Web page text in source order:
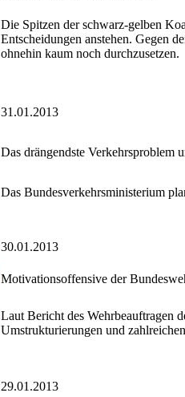
Die Spitzen der schwarz-gelben
Entscheidungen anstehen. Gegen
ohnehin kaum noch durchzusetzen.
31.01.2013
Das drängendste Verkehrsproblem
Das Bundesverkehrsministerium
30.01.2013
Motivationsoffensive der
Laut Bericht des Wehrbeauftragen
Umstrukturierungen und
29.01.2013